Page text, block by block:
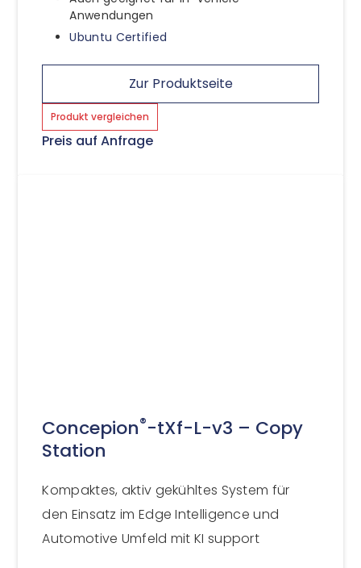
Anwendungen
Ubuntu Certified
Zur Produktseite
Produkt vergleichen
Preis auf Anfrage
Concepion®-tXf-L-v3 – Copy
Station
Kompaktes, aktiv gekühltes System für
den Einsatz im Edge Intelligence und
Automotive Umfeld mit KI support